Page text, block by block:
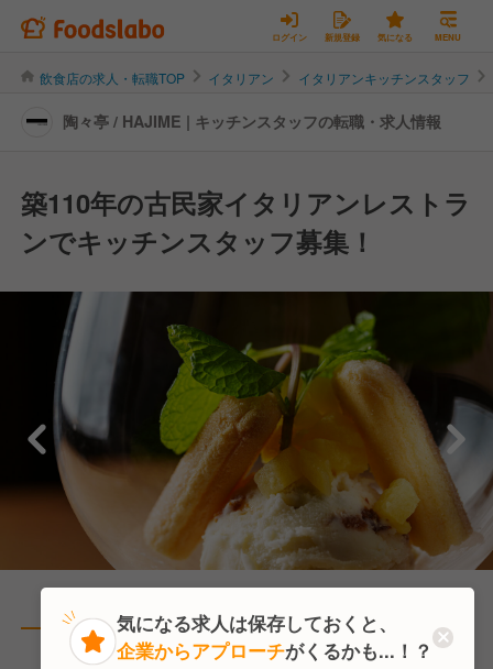
ログイン 新規登録 気になる MENU
飲食店の求人・転職TOP イタリアン イタリアンキッチンスタッフ
陶々亭 / HAJIME | キッチンスタッフの転職・求人情報
築110年の古民家イタリアンレストラ
ンでキッチンスタッフ募集！
直近1人がこの求人を検討中
気になる求人は保存しておくと、
企業からアプローチがくるかも...！？